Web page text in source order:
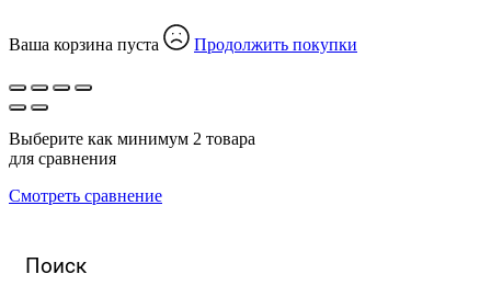
Ваша корзина пуста Продолжить покупки
Выберите как минимум 2 товара
для сравнения
Смотреть сравнение
Поиск